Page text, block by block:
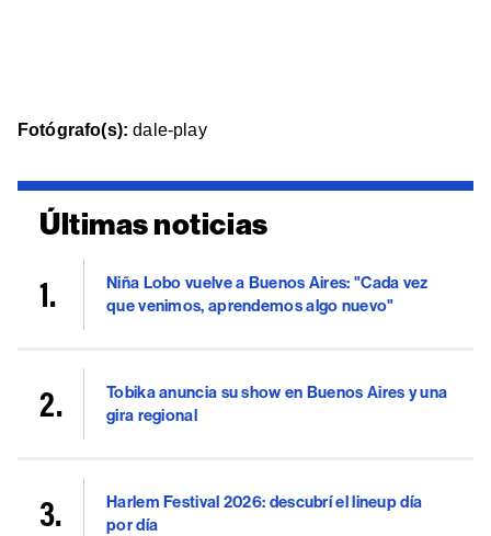
Fotógrafo(s):dale-play
Últimas noticias
Niña Lobo vuelve a Buenos Aires: "Cada vez
que venimos, aprendemos algo nuevo"
Tobika anuncia su show en Buenos Aires y una
gira regional
Harlem Festival 2026: descubrí el lineup día
por día